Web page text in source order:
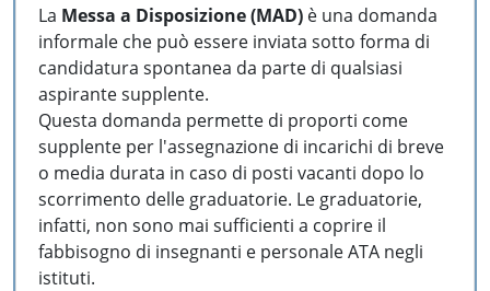
La Messa a Disposizione (MAD) è una domanda
informale che può essere inviata sotto forma di
candidatura spontanea da parte di qualsiasi
aspirante supplente.
Questa domanda permette di proporti come
supplente per l'assegnazione di incarichi di breve
o media durata in caso di posti vacanti dopo lo
scorrimento delle graduatorie. Le graduatorie,
infatti, non sono mai sufficienti a coprire il
fabbisogno di insegnanti e personale ATA negli
istituti.